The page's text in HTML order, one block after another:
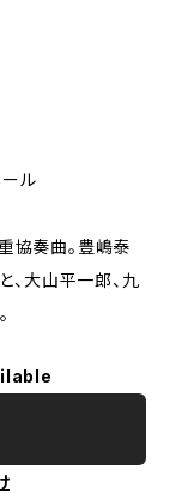
ル
協奏曲。豊嶋泰
、大山平一郎、九